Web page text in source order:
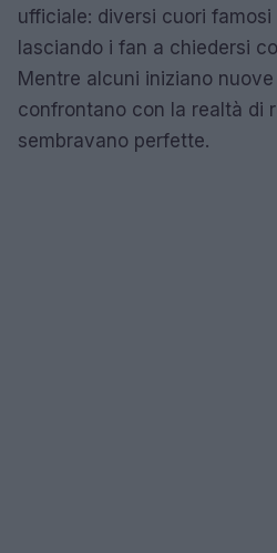
ufficiale: diversi cuori famosi
lasciando i fan a chiedersi
Mentre alcuni iniziano
confrontano con la realtà di
sembravano perfette.